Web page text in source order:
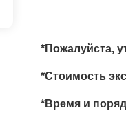
*Пожалуйста,
*Стоимость
*Время и